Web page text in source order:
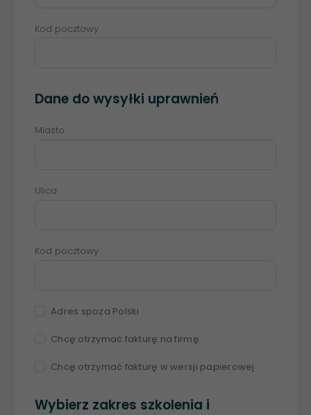
Kod pocztowy
Dane do wysyłki uprawnień
Miasto
Ulica
Kod pocztowy
Adres spoza Polski
Chcę otrzymać fakturę na firmę
Chcę otrzymać fakturę w wersji papierowej
Wybierz zakres szkolenia i